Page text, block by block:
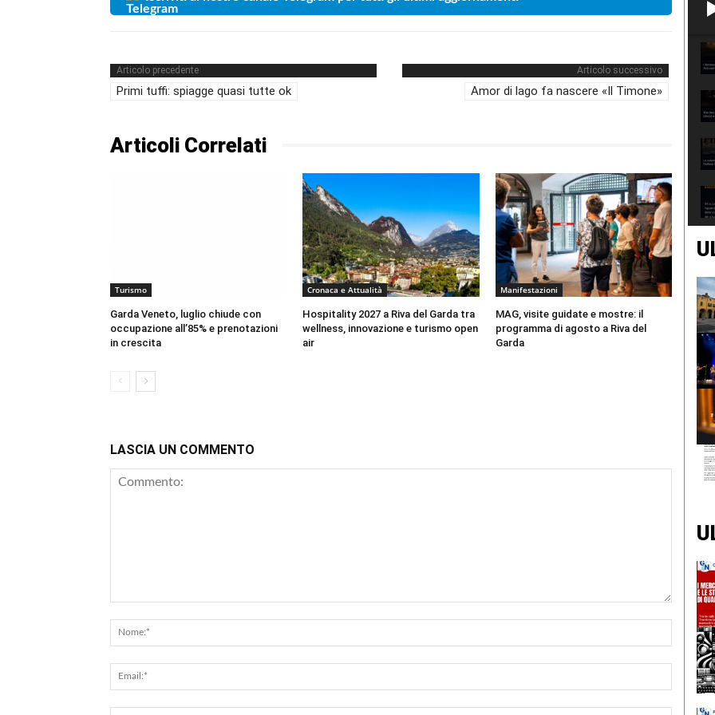
Articolo precedente
Primi tuffi: spiagge quasi tutte ok
Articolo successivo
Amor di lago fa nascere «Il Timone»
Articoli Correlati
Turismo
Garda Veneto, luglio chiude con
occupazione all’85% e prenotazioni
in crescita
Cronaca e Attualità
Hospitality 2027 a Riva del Garda tra
wellness, innovazione e turismo open
air
Manifestazioni
MAG, visite guidate e mostre: il
programma di agosto a Riva del
Garda
LASCIA UN COMMENTO
Nome:*
Email:*